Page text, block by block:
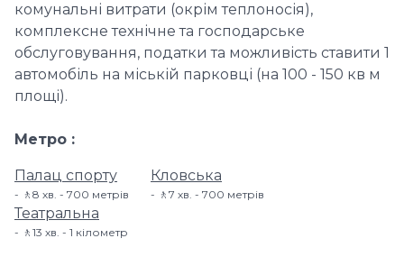
комунальні витрати (окрім теплоносія),
комплексне технічне та господарське
обслуговування, податки та можливість ставити 1
автомобіль на міській парковці (на 100 - 150 кв м
площі).
Метро
Палац спорту
🚶8 хв. - 700 метрів
Кловська
🚶7 хв. - 700 метрів
Театральна
🚶13 хв. - 1 кілометр